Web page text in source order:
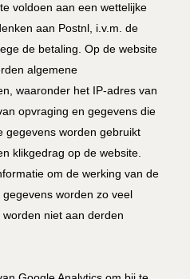
voldoen aan een wettelijke
aan Postnl, i.v.m. de
de betaling. Op de website
algemene
waaronder het IP-adres van
opvraging en gegevens die
gegevens worden gebruikt
klikgedrag op de website.
om de werking van de
worden zo veel
niet aan derden